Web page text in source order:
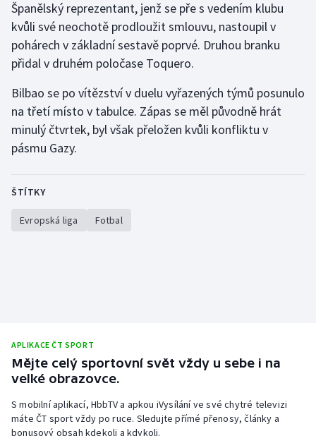
Golf
Gymnastika
Házená
Jezdectví
Motorsport
Olympijské hry
Parasport
Španělský reprezentant, jenž se pře s vedením klubu
kvůli své neochotě prodloužit smlouvu, nastoupil v
pohárech v základní sestavě poprvé. Druhou branku
přidal v druhém poločase Toquero.
Bilbao se po vítězství v duelu vyřazených týmů posunulo
na třetí místo v tabulce. Zápas se měl původně hrát
minulý čtvrtek, byl však přeložen kvůli konfliktu v
pásmu Gazy.
ŠTÍTKY
Evropská liga Fotbal
APLIKACE ČT SPORT
Mějte celý sportovní svět vždy u sebe i na
velké obrazovce.
S mobilní aplikací, HbbTV a apkou iVysílání ve své chytré televizi
máte ČT sport vždy po ruce. Sledujte přímé přenosy, články a
bonusový obsah kdekoli a kdykoli.